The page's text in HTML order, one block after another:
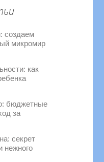
создаем
микромир
как
бюджетные
за
секрет
нежного